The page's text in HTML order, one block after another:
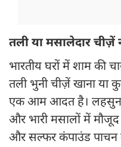
तली या मसालेदार चीज़ें
भारतीय घरों में शाम की
तली भुनी चीज़ें खाना या
एक आम आदत है। लहसुन,
और भारी मसालों में
और सल्फर कंपाउंड